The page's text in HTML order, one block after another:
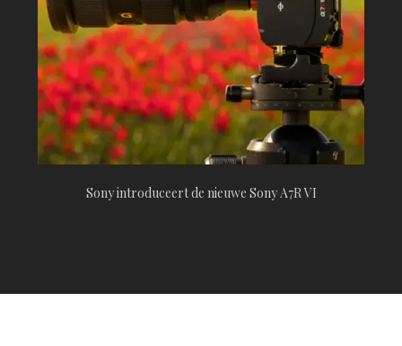
Sony introduceert de nieuwe Sony A7R VI